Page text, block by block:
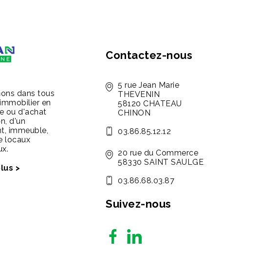
dans tous
en
ou d'achat
d'un
immeuble,
locaux
>
Contactez-nous
5 rue Jean Marie
THEVENIN
58120 CHATEAU
CHINON
03.86.85.12.12
20 rue du Commerce
58330 SAINT SAULGE
03.86.68.03.87
Suivez-nous